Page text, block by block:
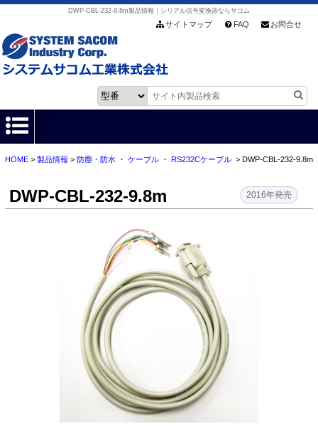
DWP-CBL-232-9.8m製品情報｜シリアル信号変換器ならサコム
サイトマップ FAQ お問合せ
HOME
製品情報
各種ダウンロード
お客様サポート
会社情報
HOME> 製品情報 > 防塵・防水 ・ ケーブル・ RS232Cケーブル> DWP-CBL-232-9.8m
DWP-CBL-232-9.8m 2016年発売